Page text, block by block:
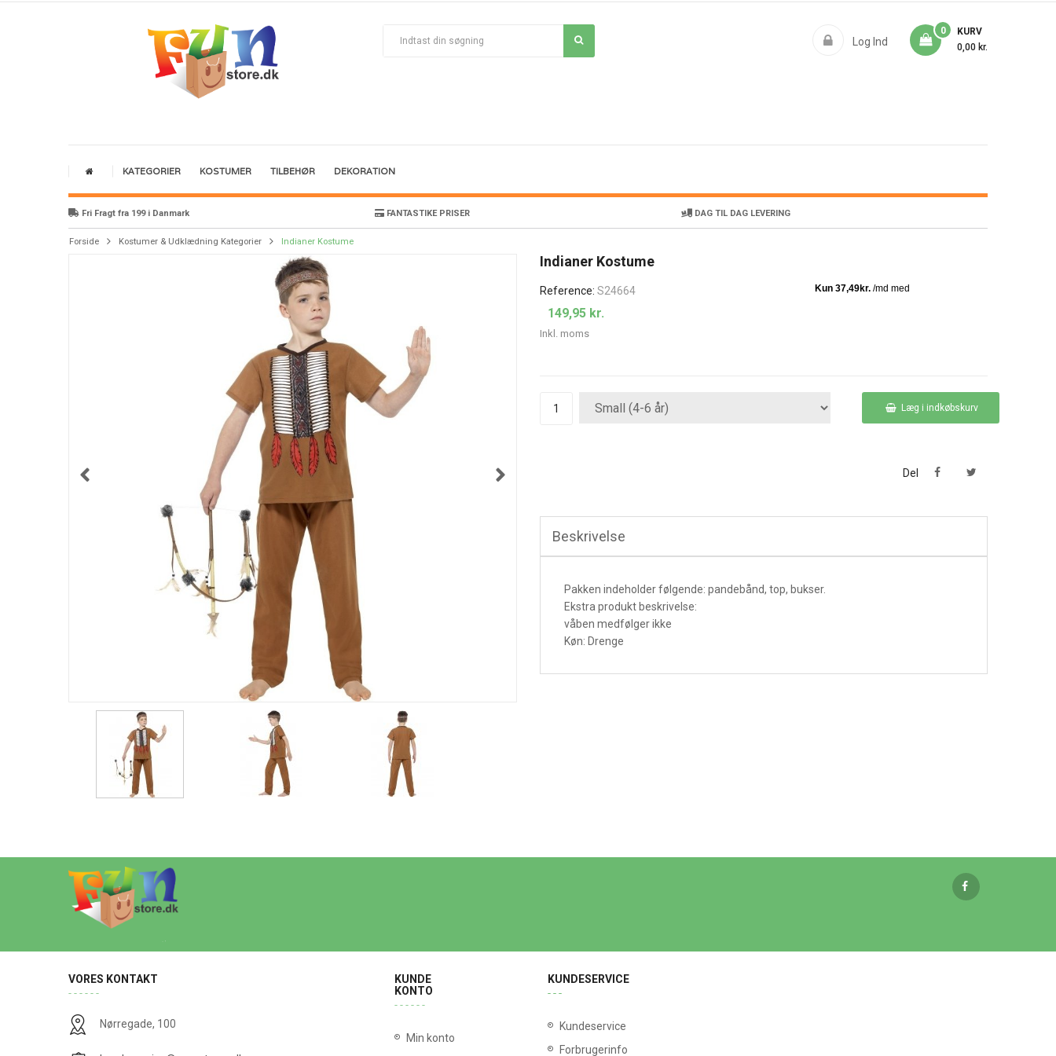
Log Ind
KURV
0
0,00 kr.
KATEGORIER KOSTUMER TILBEHØR DEKORATION
Fri Fragt fra 199 i Danmark FANTASTIKE PRISER DAG TIL DAG LEVERING
Forside Kostumer & Udklædning Kategorier Indianer Kostume
Indianer Kostume
Reference: S24664
149,95 kr.
Inkl. moms
Læg i indkøbskurv
Del
Beskrivelse
Pakken indeholder følgende: pandebånd, top, bukser.
Ekstra produkt beskrivelse:
våben medfølger ikke
Køn: Drenge
VORES KONTAKT
Nørregade, 100
KUNDE
KONTO
Min konto
KUNDESERVICE
Kundeservice
Forbrugerinfo